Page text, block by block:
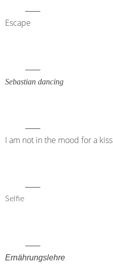
Escape
Sebastian dancing
I am not in the mood for a kiss
Selfie
Ernährungslehre